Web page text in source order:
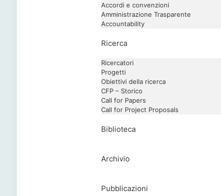
Accordi e convenzioni
Amministrazione Trasparente
Accountability
Ricerca
Ricercatori
Progetti
Obiettivi della ricerca
CFP – Storico
Call for Papers
Call for Project Proposals
Biblioteca
Archivio
Pubblicazioni